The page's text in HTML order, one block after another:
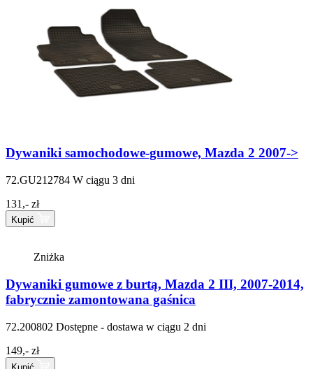
Dywaniki samochodowe-gumowe, Mazda 2 2007->
72.GU212784 W ciągu 3 dni
131,- zł
Kupić
Zniżka
Dywaniki gumowe z burtą, Mazda 2 III, 2007-2014,
fabrycznie zamontowana gaśnica
72.200802 Dostępne - dostawa w ciągu 2 dni
149,- zł